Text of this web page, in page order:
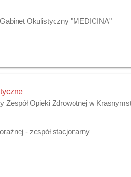
Okulistyczny "MEDICINA"
Zespół Opieki Zdrowotnej w
- zespół stacjonarny